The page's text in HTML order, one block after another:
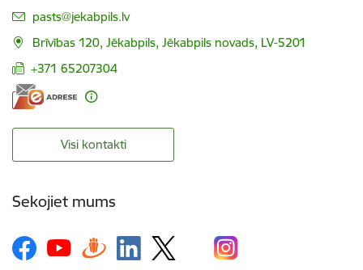
E-pasts:
pasts@jekabpils.lv
Brīvības 120, Jēkabpils, Jēkabpils novads, LV-5201
+371 65207304
Visi kontakti
Sekojiet mums